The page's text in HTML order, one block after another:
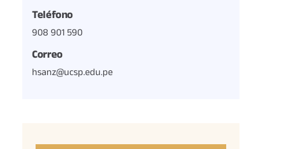
Teléfono
908 901 590
Correo
hsanz@ucsp.edu.pe